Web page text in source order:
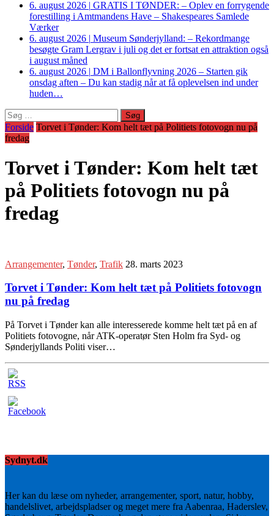
6. august 2026 | GRATIS I TØNDER: – Oplev en forrygende
forestilling i Amtmandens Have – Shakespeares Samlede
Værker
6. august 2026 | Museum Sønderjylland: – Rekordmange
besøgte Gram Lergrav i juli og det er fortsat en attraktion også
i august måned
6. august 2026 | DM i Ballonflyvning 2026 – Starten gik
onsdag aften – Du kan stadig når at få oplevelsen ind under
huden…
Søg
efter:
Forside Torvet i Tønder: Kom helt tæt på Politiets fotovogn nu på
fredag
Torvet i Tønder: Kom helt tæt
på Politiets fotovogn nu på
fredag
Arrangementer, Tønder, Trafik 28. marts 2023
Torvet i Tønder: Kom helt tæt på Politiets fotovogn
nu på fredag
På Torvet i Tønder kan alle interesserede komme helt tæt på en af
Politiets fotovogne, når ATK-operatør Sten Holm fra Syd- og
Sønderjyllands Politi viser…
Sydnyt.dk
Her kan du læse om nyheder, arrangementer, sport, natur, hobby,
handelslivet, arbejdspladser og meget mere fra Aabenraa, Haderslev,